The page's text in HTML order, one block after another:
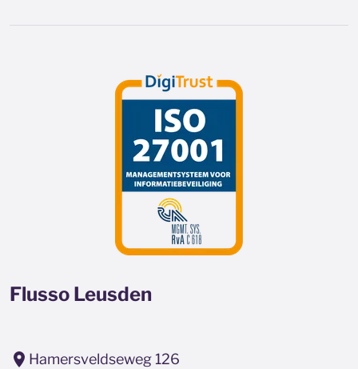
Flusso Leusden
Hamersveldseweg 126